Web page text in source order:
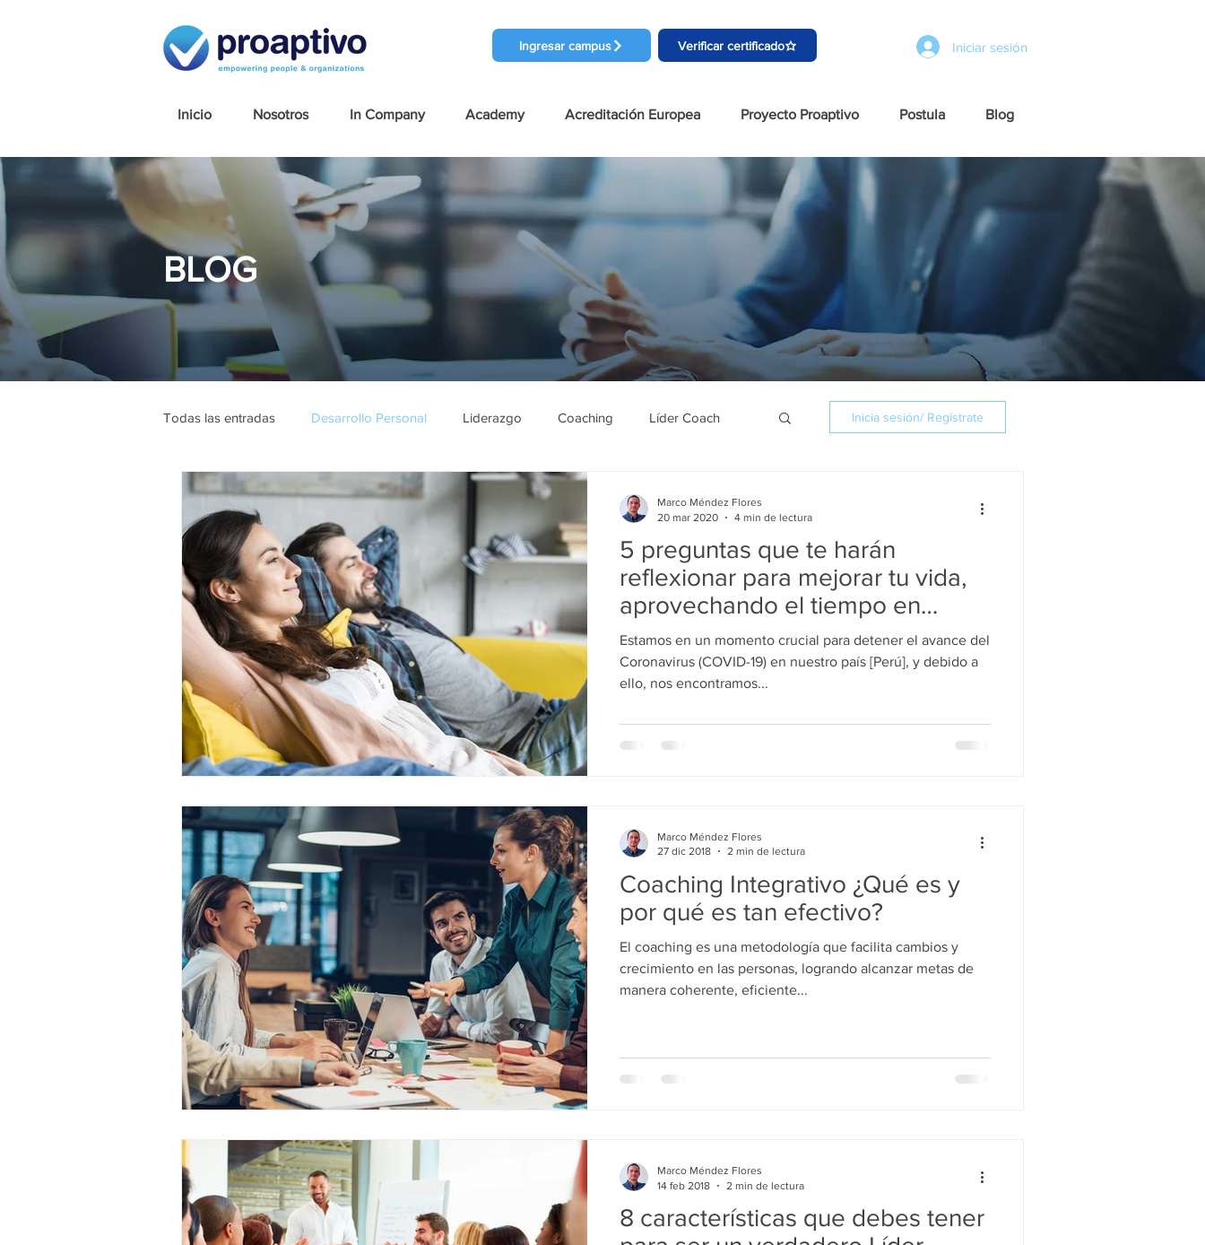
Ingresar campus Verificar certificado Iniciar sesión
Inicio Nosotros In Company Academy Acreditación Europea Proyecto Proaptivo Postula Blog
BLOG
Todas las entradas Desarrollo Personal Liderazgo Coaching Líder Coach
CONVENIOS UNIR INTERNACIONAL Motivación
Inicia sesión/ Regístrate
5 preguntas que te harán
reflexionar para mejorar tu vida,
aprovechando el tiempo en
cuarentena
Estamos en un momento crucial para detener el avance del
Coronavirus (COVID-19) en nuestro país [Perú], y debido a
ello, nos encontramos...
Marco Méndez Flores
20 mar 2020
4 min de lectura
Coaching Integrativo ¿Qué es y
por qué es tan efectivo?
El coaching es una metodología que facilita cambios y
crecimiento en las personas, logrando alcanzar metas de
manera coherente, eficiente...
Marco Méndez Flores
27 dic 2018
2 min de lectura
8 características que debes tener
Marco Méndez Flores
14 feb 2018
2 min de lectura